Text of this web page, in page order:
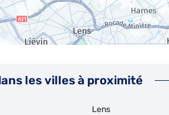
les villes à proximité
Lens